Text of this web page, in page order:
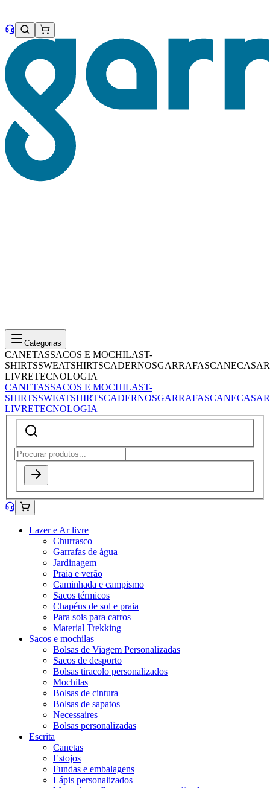
Categorias
CANETASSACOS E MOCHILAST-
SHIRTSSWEATSHIRTSCADERNOSGARRAFASCANECASAR
LIVRETECNOLOGIA
CANETASSACOS E MOCHILAST-
SHIRTSSWEATSHIRTSCADERNOSGARRAFASCANECASAR
LIVRETECNOLOGIA
Lazer e Ar livre
Churrasco
Garrafas de água
Jardinagem
Praia e verão
Caminhada e campismo
Sacos térmicos
Chapéus de sol e praia
Para sois para carros
Material Trekking
Sacos e mochilas
Bolsas de Viagem Personalizadas
Sacos de desporto
Bolsas tiracolo personalizados
Mochilas
Bolsas de cintura
Bolsas de sapatos
Necessaires
Bolsas personalizadas
Escrita
Canetas
Estojos
Fundas e embalagens
Lápis personalizados